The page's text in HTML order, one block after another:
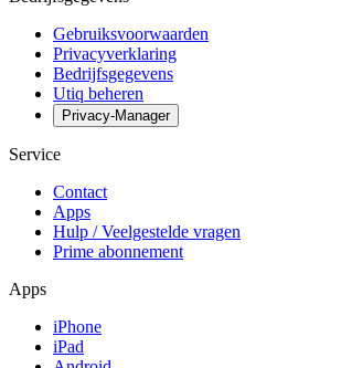
Gebruiksvoorwaarden
Privacyverklaring
Bedrijfsgegevens
Utiq beheren
Privacy-Manager
Service
Contact
Apps
Hulp / Veelgestelde vragen
Prime abonnement
Apps
iPhone
iPad